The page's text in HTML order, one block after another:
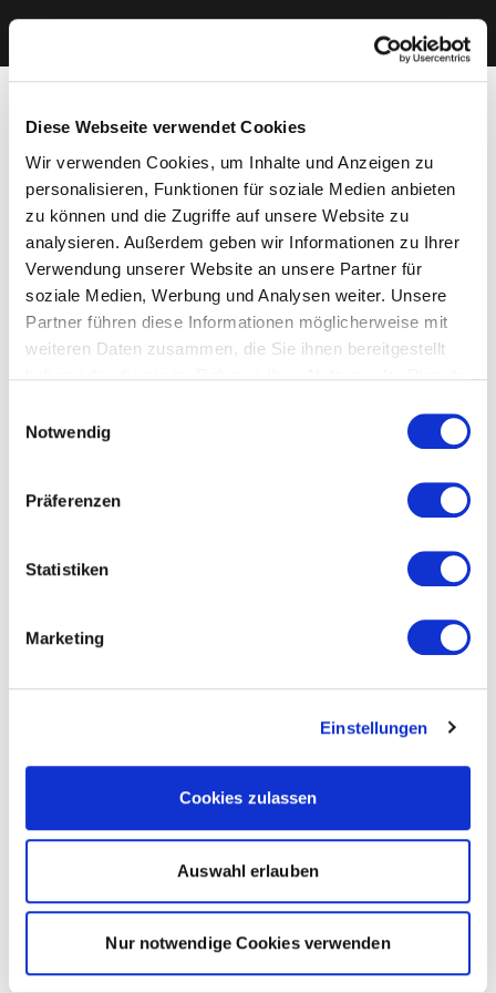
Diese Webseite verwendet Cookies
Wir verwenden Cookies, um Inhalte und Anzeigen zu
personalisieren, Funktionen für soziale Medien anbieten
zu können und die Zugriffe auf unsere Website zu
analysieren. Außerdem geben wir Informationen zu Ihrer
Verwendung unserer Website an unsere Partner für
soziale Medien, Werbung und Analysen weiter. Unsere
Partner führen diese Informationen möglicherweise mit
weiteren Daten zusammen, die Sie ihnen bereitgestellt
Cookies, wenn Sie unsere Webseite weiterhin nutzen.
Notwendig
Präferenzen
Statistiken
Marketing
Einstellungen
Cookies zulassen
Auswahl erlauben
Nur notwendige Cookies verwenden